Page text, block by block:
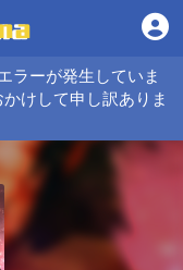
ラーが発生していま
けして申し訳ありま